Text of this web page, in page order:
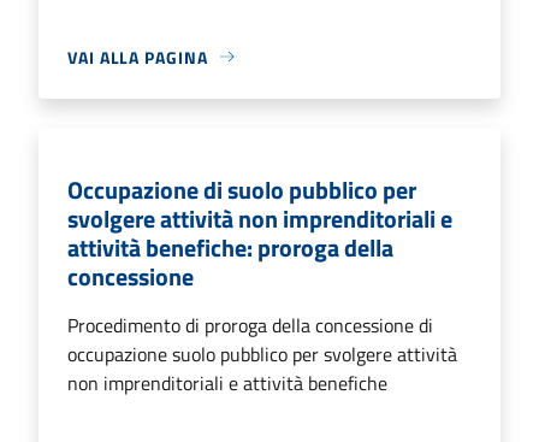
VAI ALLA PAGINA
Occupazione di suolo pubblico per
svolgere attività non imprenditoriali e
attività benefiche: proroga della
concessione
Procedimento di proroga della concessione di
occupazione suolo pubblico per svolgere attività
non imprenditoriali e attività benefiche